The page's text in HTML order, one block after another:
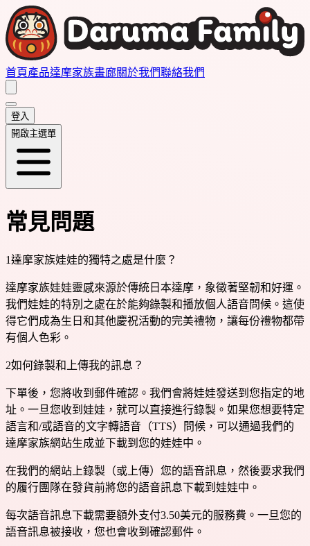
首頁產品達摩家族畫廊關於我們聯絡我們
登入
開啟主選單
常見問題
1達摩家族娃娃的獨特之處是什麼？
達摩家族娃娃靈感來源於傳統日本達摩，象徵著堅韌和好運。
我們娃娃的特別之處在於能夠錄製和播放個人語音問候。這使
得它們成為生日和其他慶祝活動的完美禮物，讓每份禮物都帶
有個人色彩。
2如何錄製和上傳我的訊息？
下單後，您將收到郵件確認。我們會將娃娃發送到您指定的地
址。一旦您收到娃娃，就可以直接進行錄製。如果您想要特定
語言和/或語音的文字轉語音（TTS）問候，可以通過我們的
達摩家族網站生成並下載到您的娃娃中。
在我們的網站上錄製（或上傳）您的語音訊息，然後要求我們
的履行團隊在發貨前將您的語音訊息下載到娃娃中。
每次語音訊息下載需要額外支付3.50美元的服務費。一旦您的
語音訊息被接收，您也會收到確認郵件。